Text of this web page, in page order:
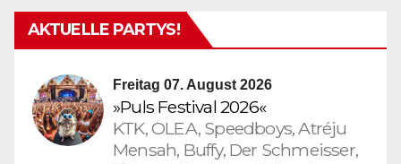
AKTUELLE PARTYS!
Freitag 07. August 2026
»Puls Festival 2026«
KTK, OLEA, Speedboys, Atréju
Mensah, Buffy, Der Schmeisser,